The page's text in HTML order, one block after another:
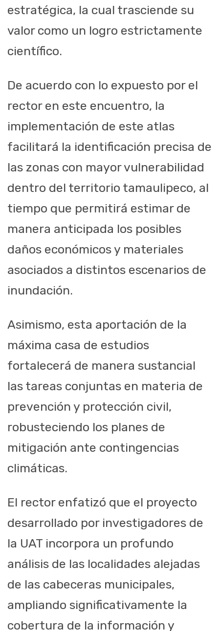
estratégica, la cual trasciende su
valor como un logro estrictamente
científico.
De acuerdo con lo expuesto por el
rector en este encuentro, la
implementación de este atlas
facilitará la identificación precisa de
las zonas con mayor vulnerabilidad
dentro del territorio tamaulipeco, al
tiempo que permitirá estimar de
manera anticipada los posibles
daños económicos y materiales
asociados a distintos escenarios de
inundación.
Asimismo, esta aportación de la
máxima casa de estudios
fortalecerá de manera sustancial
las tareas conjuntas en materia de
prevención y protección civil,
robusteciendo los planes de
mitigación ante contingencias
climáticas.
El rector enfatizó que el proyecto
desarrollado por investigadores de
la UAT incorpora un profundo
análisis de las localidades alejadas
de las cabeceras municipales,
ampliando significativamente la
cobertura de la información y